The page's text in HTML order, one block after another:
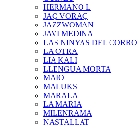
HERMANO L
JAÇ VORAÇ
JAZZWOMAN
JAVI MEDINA
LAS NINYAS DEL CORRO
LA OTRA
LIA KALI
LLENGUA MORTA
MAIO
MALUKS
MARALA
LA MARIA
MILENRAMA
NASTALLAT